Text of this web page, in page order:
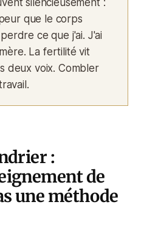
silencieusement :
que le corps
ce que j'ai. J'ai
La fertilité vit
deux voix. Combler
:
de
une méthode